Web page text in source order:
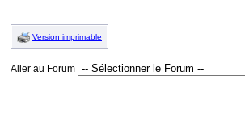
Version imprimable
Aller au Forum